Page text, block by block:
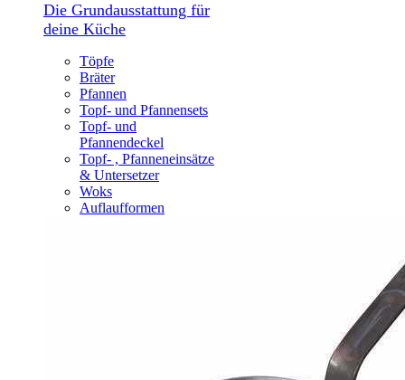
Die Grundausstattung für
deine Küche
Töpfe
Bräter
Pfannen
Topf- und Pfannensets
Topf- und
Pfannendeckel
Topf- , Pfanneneinsätze
& Untersetzer
Woks
Auflaufformen